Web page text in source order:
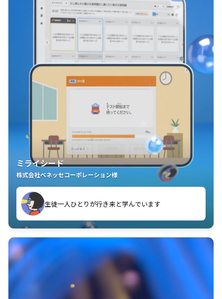
ミライシード
株式会社ベネッセコーポレーション様
生徒一人ひとりが行き来と学んでいます
教室中の児童生徒が「問題が解けてうれしい」「解く
ことが楽しい」を実感しています